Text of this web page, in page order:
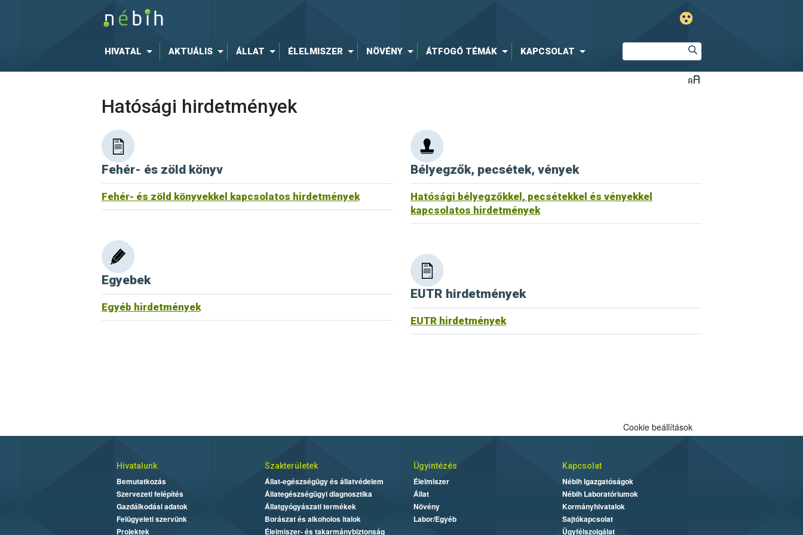
HIVATAL AKTUÁLIS ÁLLAT ÉLELMISZER NÖVÉNY ÁTFOGÓ TÉMÁK KAPCSOLAT
Hatósági hirdetmények
Fehér- és zöld könyv
Fehér- és zöld könyvekkel kapcsolatos hirdetmények
Egyebek
Egyéb hirdetmények
Bélyegzők, pecsétek, vények
Hatósági bélyegzőkkel, pecsétekkel és vényekkel
kapcsolatos hirdetmények
EUTR hirdetmények
EUTR hirdetmények
Cookie beállítások
Hivatalunk
Bemutatkozás
Szervezeti felépítés
Gazdálkodási adatok
Felügyeleti szervünk
Projektek
Szakterületek
Állat-egészségügy és állatvédelem
Állategészségügyi diagnosztika
Állatgyógyászati termékek
Borászat és alkoholos italok
Élelmiszer- és takarmánybiztonság
Ügyintézés
Élelmiszer
Állat
Növény
Labor/Egyéb
Kapcsolat
Nébih Igazgatóságok
Nébih Laboratóriumok
Kormányhivatalok
Sajtókapcsolat
Ügyfélszolgálat